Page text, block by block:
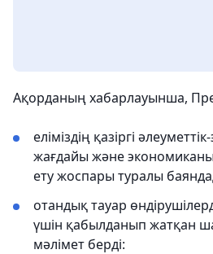
Ақорданың хабарлауынша,
еліміздің қазіргі
жағдайы және
ету жоспары туралы
отандық тауар
үшін қабылданып жатқан
мәлімет берді: